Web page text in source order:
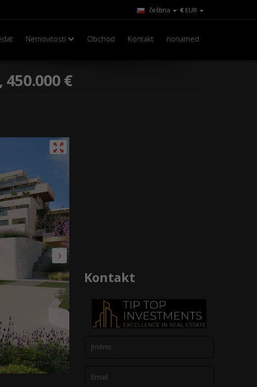
€ EUR
čeština
Nemovitosti Obchod Kontakt nonamed
€
Kontakt